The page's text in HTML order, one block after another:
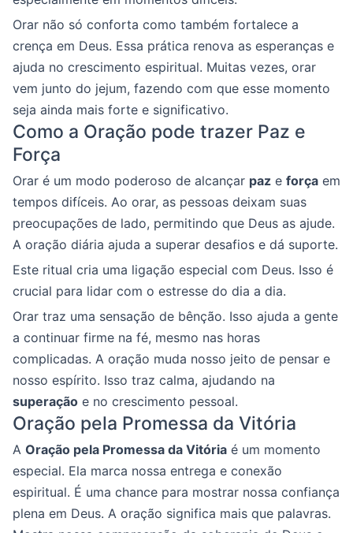
Orar não só conforta como também fortalece a
crença em Deus. Essa prática renova as esperanças e
ajuda no crescimento espiritual. Muitas vezes, orar
vem junto do jejum, fazendo com que esse momento
seja ainda mais forte e significativo.
Como a Oração pode trazer Paz e
Força
Orar é um modo poderoso de alcançar paz e força em
tempos difíceis. Ao orar, as pessoas deixam suas
preocupações de lado, permitindo que Deus as ajude.
A oração diária ajuda a superar desafios e dá suporte.
Este ritual cria uma ligação especial com Deus. Isso é
crucial para lidar com o estresse do dia a dia.
Orar traz uma sensação de bênção. Isso ajuda a gente
a continuar firme na fé, mesmo nas horas
complicadas. A oração muda nosso jeito de pensar e
nosso espírito. Isso traz calma, ajudando na
superação e no crescimento pessoal.
Oração pela Promessa da Vitória
A Oração pela Promessa da Vitória é um momento
especial. Ela marca nossa entrega e conexão
espiritual. É uma chance para mostrar nossa confiança
plena em Deus. A oração significa mais que palavras.